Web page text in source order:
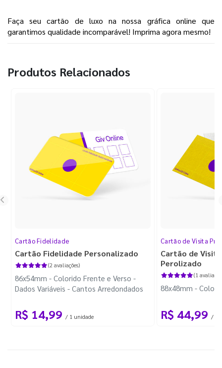
Faça seu cartão de luxo na nossa gráfica online que
garantimos qualidade incomparável! Imprima agora mesmo!
Produtos Relacionados
Cartão Fidelidade
Cartão Fidelidade Personalizado
(2 avaliações)
86x54mm - Colorido Frente e Verso -
Dados Variáveis - Cantos Arredondados
R$ 14,99 / 1 unidade
Cartão de Visita
Cartão de
Perolizado
(1
88x48mm -
R$ 44,99 /